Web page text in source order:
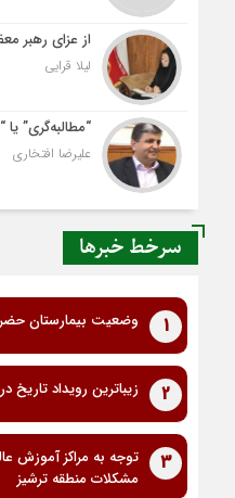
از عزای رهبر
لیلا قرایی
“مطالبه‌گری”
علیرضا افتخاری
سرخط خبرها
1 وضعیت بیمارستان
2 زیباترین رویداد تاریخ در ۱۳رجب
3
توجه به مراکز آموزش
مشکلات منطقه ترشیز